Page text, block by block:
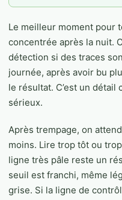
Le meilleur moment pour
concentrée après la nuit.
détection si des traces
journée, après avoir bu
le résultat. C’est un
sérieux.
Après trempage, on
moins. Lire trop tôt ou
ligne très pâle reste un
seuil est franchi, même
grise. Si la ligne de